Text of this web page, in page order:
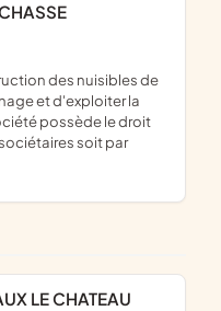
et d'exploiter la
possède le droit
soit par
LE CHATEAU